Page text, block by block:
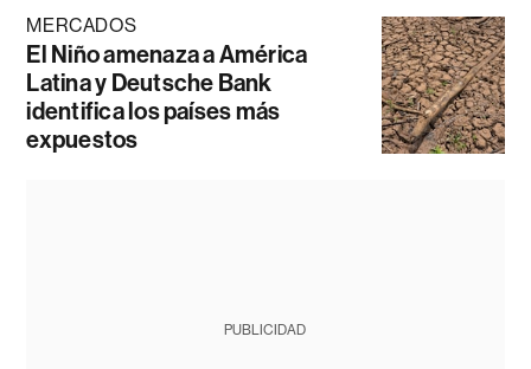
MERCADOS
El Niño amenaza a América
Latina y Deutsche Bank
identifica los países más
expuestos
PUBLICIDAD